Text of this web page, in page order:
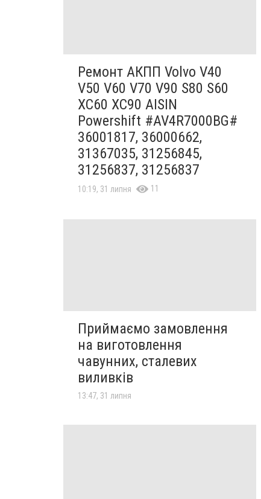
Ремонт АКПП Volvo V40
V50 V60 V70 V90 S80 S60
XC60 XC90 AISIN
Powershift #AV4R7000BG#
36001817, 36000662,
31367035, 31256845,
31256837, 31256837
10:19, 31 липня 11
Приймаємо замовлення
на виготовлення
чавунних, сталевих
виливків
13:47, 31 липня